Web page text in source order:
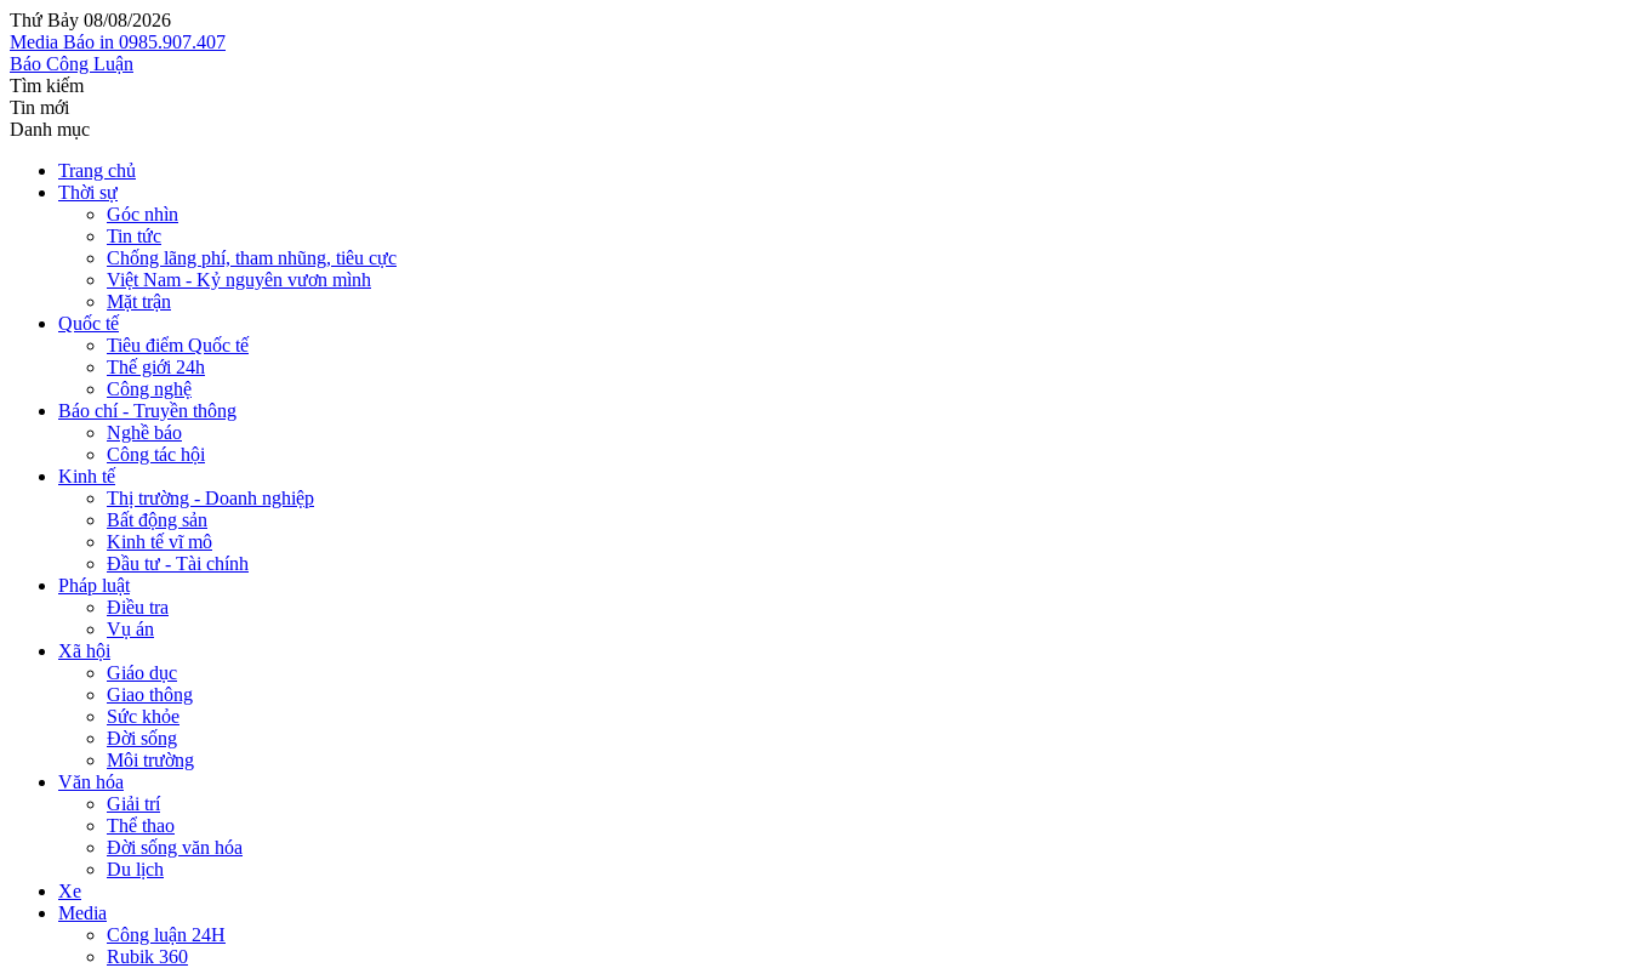
Thứ Bảy 08/08/2026
Media Báo in 0985.907.407
Báo Công Luận
Tìm kiếm
Tin mới
Danh mục
Trang chủ
Thời sự
Góc nhìn
Tin tức
Chống lãng phí, tham nhũng, tiêu cực
Việt Nam - Kỷ nguyên vươn mình
Mặt trận
Quốc tế
Tiêu điểm Quốc tế
Thế giới 24h
Công nghệ
Báo chí - Truyền thông
Nghề báo
Công tác hội
Kinh tế
Thị trường - Doanh nghiệp
Bất động sản
Kinh tế vĩ mô
Đầu tư - Tài chính
Pháp luật
Điều tra
Vụ án
Xã hội
Giáo dục
Giao thông
Sức khỏe
Đời sống
Môi trường
Văn hóa
Giải trí
Thể thao
Đời sống văn hóa
Du lịch
Xe
Media
Công luận 24H
Rubik 360